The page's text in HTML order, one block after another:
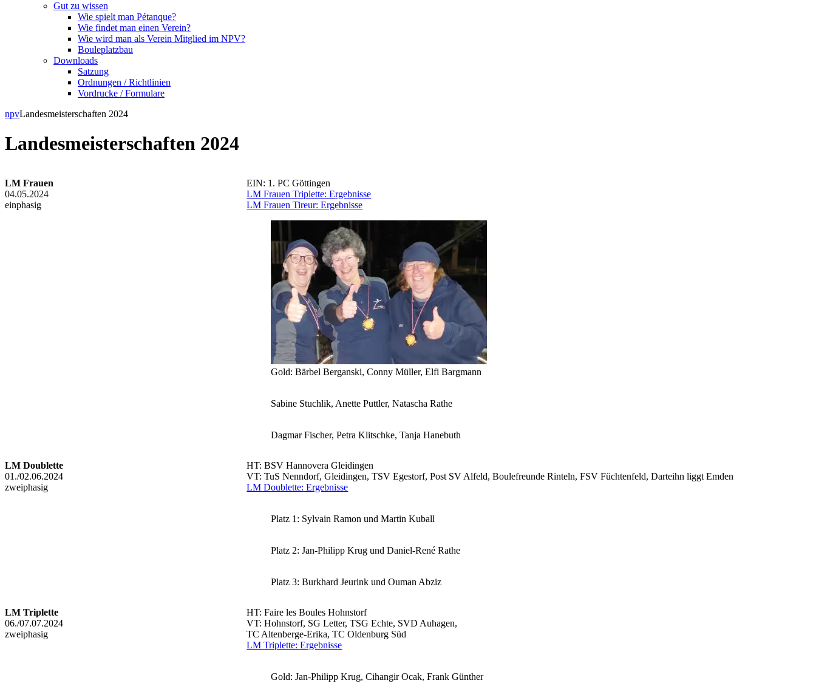
Gut zu wissen
Wie spielt man Pétanque?
Wie findet man einen Verein?
Wie wird man als Verein Mitglied im NPV?
Bouleplatzbau
Downloads
Satzung
Ordnungen / Richtlinien
Vordrucke / Formulare
Skip
content
npvLandesmeisterschaften 2024
Landesmeisterschaften 2024
LM Frauen
04.05.2024
einphasig
EIN: 1. PC Göttingen
LM Frauen Triplette: Ergebnisse
LM Frauen Tireur: Ergebnisse
Gold: Bärbel Berganski, Conny Müller, Elfi Bargmann
Sabine Stuchlik, Anette Puttler, Natascha Rathe
Dagmar Fischer, Petra Klitschke, Tanja Hanebuth
LM Doublette
01./02.06.2024
zweiphasig
HT: BSV Hannovera Gleidingen
VT: TuS Nenndorf, Gleidingen, TSV Egestorf, Post SV Alfeld, Boulefreunde Rinteln, FSV Füchtenfeld, Darteihn liggt Emden
LM Doublette: Ergebnisse
Platz 1: Sylvain Ramon und Martin Kuball
Platz 2: Jan-Philipp Krug und Daniel-René Rathe
Platz 3: Burkhard Jeurink und Ouman Abziz
LM Triplette
06./07.07.2024
zweiphasig
HT: Faire les Boules Hohnstorf
VT: Hohnstorf, SG Letter, TSG Echte, SVD Auhagen,
TC Altenberge-Erika, TC Oldenburg Süd
LM Triplette: Ergebnisse
Gold: Jan-Philipp Krug, Cihangir Ocak, Frank Günther